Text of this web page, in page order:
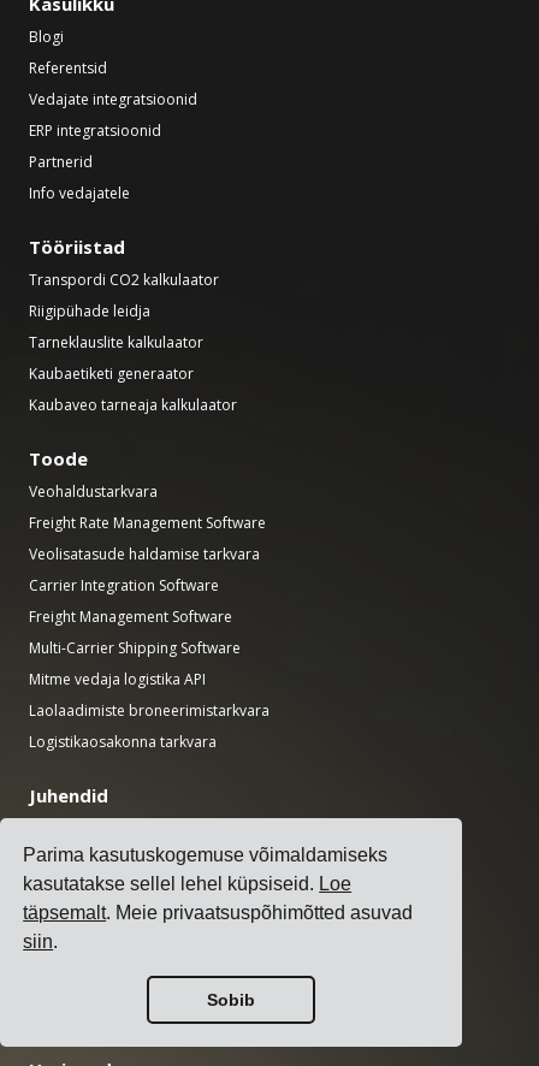
Parima kasutuskogemuse võimaldamiseks
kasutatakse sellel lehel küpsiseid. Loe
täpsemalt. Meie privaatsuspõhimõtted asuvad
siin.
Sobib
Blogi
Referentsid
Vedajate integratsioonid
ERP integratsioonid
Partnerid
Info vedajatele
Tööriistad
Transpordi CO2 kalkulaator
Riigipühade leidja
Tarneklauslite kalkulaator
Kaubaetiketi generaator
Kaubaveo tarneaja kalkulaator
Toode
Veohaldustarkvara
Freight Rate Management Software
Veolisatasude haldamise tarkvara
Carrier Integration Software
Freight Management Software
Multi-Carrier Shipping Software
Mitme vedaja logistika API
Laolaadimiste broneerimistarkvara
Logistikaosakonna tarkvara
Juhendid
How to Select a Multi-Carrier Shipping Software?
Kuidas korraldada transpordihanget?
How to Implement a Transportation Management System?
How to Choose a Freight Carrier?
How to Automate Shipping Notifications?
Transpordi KPId, mida iga logistikajuht peaks jälgima